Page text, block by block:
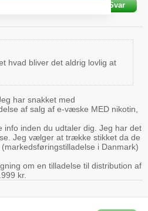
Svar
hvad bliver det aldrig lovlig at
har snakket med
af salg af e-væske MED nikotin,
inden du udtaler dig. Jeg har det
Jeg vælger at trække stikket da de
i Danmark)
om en tilladelse til distribution af
kr.